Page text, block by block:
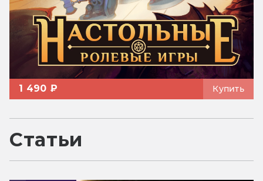
1 490 ₽ Купить
Статьи